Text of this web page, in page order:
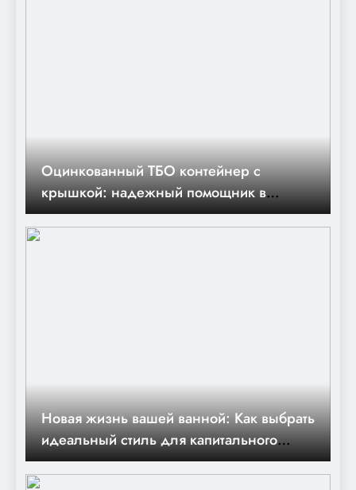
Оцинкованный ТБО контейнер с
крышкой: надежный помощник в
вопросах утилизации отходов
Новая жизнь вашей ванной: Как выбрать
идеальный стиль для капитального
ремонта